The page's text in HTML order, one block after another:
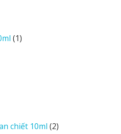
11
chiết 10ml 22